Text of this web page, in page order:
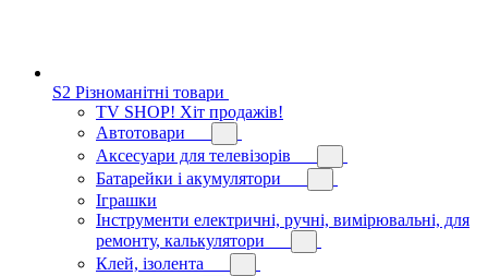
S2 Різноманітні товари
TV SHOP! Хіт продажів!
Автотовари
Аксесуари для телевізорів
Батарейки і акумулятори
Іграшки
Інструменти електричні, ручні, вимірювальні, для
ремонту, калькулятори
Клей, ізолента